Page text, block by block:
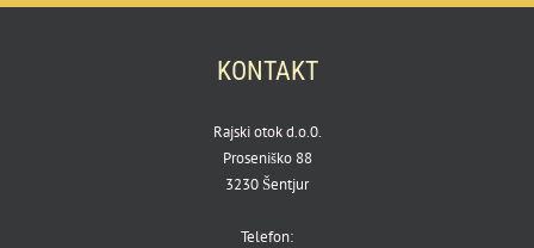
KONTAKT
Rajski otok d.o.0.
Proseniško 88
3230 Šentjur
Telefon: